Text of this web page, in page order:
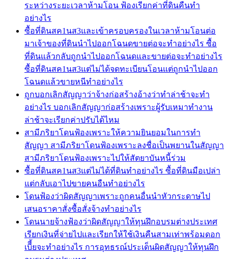
ระหว่างระยะเวลาห้ามโอน ฟ้องเรียกค่าที่ดินคืนทำ
อย่างไร
ซื้อที่ดินสค1นส3และเข้าครอบครองในเวลาห้ามโอนต่อ
มาเจ้าของที่ดินนำไปออกโฉนดขายต่อจะทำอย่างไร ซื้อ
ที่ดินแล้วกลับถูกนำไปออกโฉนดและขายต่อจะทำอย่างไร
ซื้อที่ดินสค1นส3แต่ไม่ได้จดทะเบียนโอนแต่ถูกนำไปออก
โฉนดแล้วขายหนีทำอย่างไร
ถูกบอกเลิกสัญญาว่าจ้างก่อสร้างอ้างว่าทำล่าช้าจะทำ
อย่างไร บอกเลิกสัญญาก่อสร้างเพราะผู้รับเหมาทำงาน
ล่าช้าจะเรียกค่าปรับได้ไหม
สามีภริยาโดนฟ้องเพราะให้ความยินยอมในการทำ
สัญญา สามีภริยาโดนฟ้องเพราะลงชื่อเป็นพยานในสัญญา
สามีภริยาโดนฟ้องเพราะไปให้สัตยาบันหนี้ร่วม
ซื้อที่ดินสค1นส3แต่ไม่ได้ที่ดินทำอย่างไร ซื้อที่ดินมือเปล่า
แต่กลับเอาไปขายคนอืนทำอย่างไร
โดนฟ้องว่าผิดสัญญาเพราะถูกคนอื่นนำหัวกระดาษไป
เสนอราคาสั่งซื้อสั่งจ้างทำอย่างไร
โดนนายจ้างฟ้องว่าผิดสัญญาให้ทุนฝึกอบรมต่างประเทศ
เรียกเงินที่จ่ายไปและเรียกให้ใช้เงินคืนสามเท่าพร้อมดอก
เบีี้ยจะทำอย่างไร การอุทธรณ์ประเด็นผิดสัญญาให้ทุนฝึก